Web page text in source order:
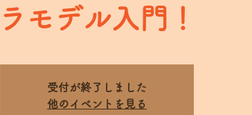
モデル入門！
受付が終了しました
他のイベントを見る